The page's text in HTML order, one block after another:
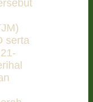
serta